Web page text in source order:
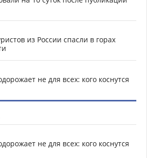
из России спасли в горах
не для всех: кого коснутся
не для всех: кого коснутся